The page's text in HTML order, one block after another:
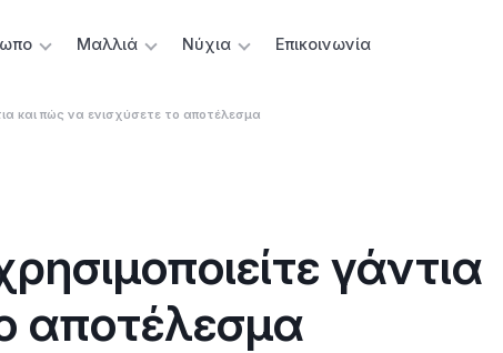
Μαλλιά Νύχια Επικοινωνία
και πώς να ενισχύσετε το αποτέλεσμα
γάντια
αποτέλεσμα